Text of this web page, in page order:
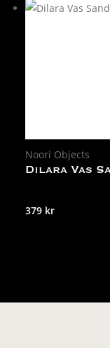
Noori Objects
Dilara Vas
379 kr